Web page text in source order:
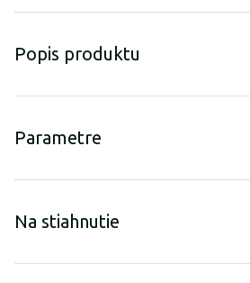
Popis produktu
Parametre
Na stiahnutie